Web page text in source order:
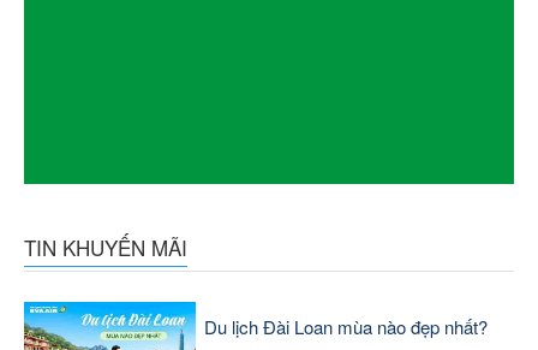
TIN KHUYẾN MÃI
Du lịch Đài Loan mùa nào đẹp nhất?